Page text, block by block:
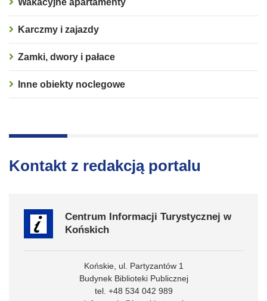
Wakacyjne apartamenty
Karczmy i zajazdy
Zamki, dwory i pałace
Inne obiekty noclegowe
Kontakt z redakcją portalu
Centrum Informacji Turystycznej w
Końskich
Końskie, ul. Partyzantów 1
Budynek Biblioteki Publicznej
tel. +48 534 042 989